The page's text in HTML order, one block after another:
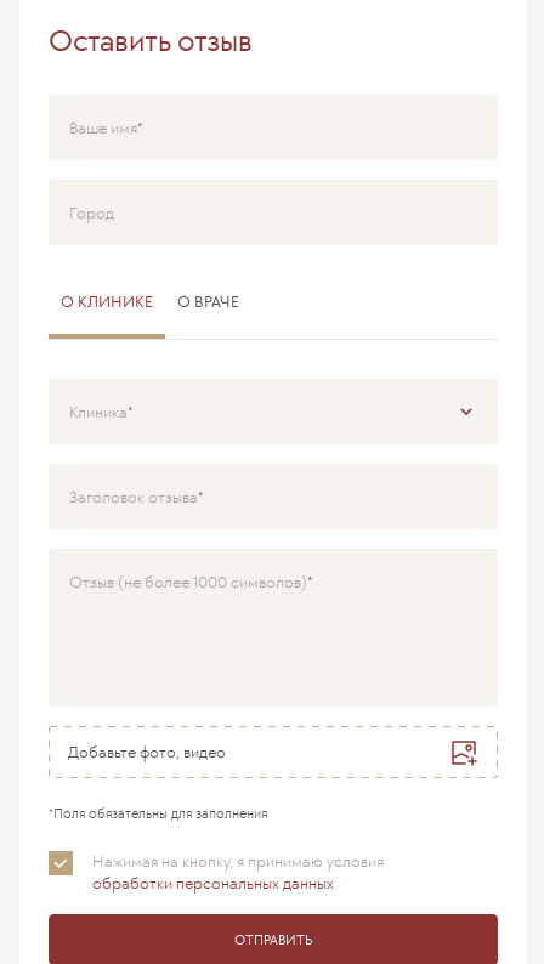
Оставить отзыв
Ваше имя
Город
О КЛИНИКЕ О ВРАЧЕ
Клиника
Специализация
Заголовок отзыва
Отзыв (не более 1000 символов)
Добавьте фото, видео
*Поля обязательны для заполнения
Нажимая на кнопку, я принимаю условия
обработки персональных данных
ОТПРАВИТЬ